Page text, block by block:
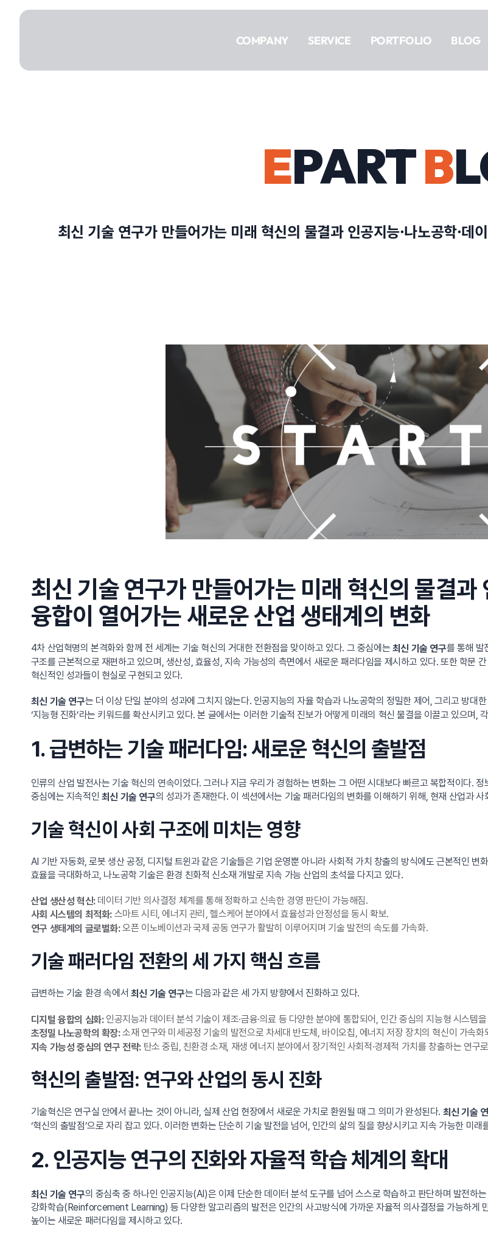
건너뛰기
COMPANY SERVICE PORTFOLIO BLOG
PORTFOLIO
정부지원사업
EPARTB
최신 기술 연구가 만들어가는 미래 혁신의 물결과 인공지능·나노공학·데
최신 기술 연구가 만들어가는 미래 혁신의 물결과
융합이 열어가는 새로운 산업 생태계의 변화
4차 산업혁명의 본격화와 함께 전 세계는 기술 혁신의 거대한 전환점을 맞이하고 있다. 그 중심에는 최신 기술 연구를 통해 발
구조를 근본적으로 재편하고 있으며, 생산성, 효율성, 지속 가능성의 측면에서 새로운 패러다임을 제시하고 있다. 또한 학문
혁신적인 성과들이 현실로 구현되고 있다.
최신 기술 연구는 더 이상 단일 분야의 성과에 그치지 않는다. 인공지능의 자율 학습과 나노공학의 정밀한 제어, 그리고 방대
‘지능형 진화’라는 키워드를 확산시키고 있다. 본 글에서는 이러한 기술적 진보가 어떻게 미래의 혁신 물결을 이끌고 있으며,
1. 급변하는 기술 패러다임: 새로운 혁신의 출발점
인류의 산업 발전사는 기술 혁신의 연속이었다. 그러나 지금 우리가 경험하는 변화는 그 어떤 시대보다 빠르고 복합적이다.
중심에는 지속적인 최신 기술 연구의 성과가 존재한다. 이 섹션에서는 기술 패러다임의 변화를 이해하기 위해, 현재 산업과
기술 혁신이 사회 구조에 미치는 영향
AI 기반 자동화, 로봇 생산 공정, 디지털 트윈과 같은 기술들은 기업 운영뿐 아니라 사회적 가치 창출의 방식에도 근본적인 변
효율을 극대화하고, 나노공학 기술은 환경 친화적 신소재 개발로 지속 가능 산업의 초석을 다지고 있다.
산업 생산성 혁신:데이터 기반 의사결정 체계를 통해 정확하고 신속한 경영 판단이 가능해짐.
사회 시스템의 최적화:스마트 시티, 에너지 관리, 헬스케어 분야에서 효율성과 안정성을 동시 확보.
연구 생태계의 글로벌화:오픈 이노베이션과 국제 공동 연구가 활발히 이루어지며 기술 발전의 속도를 가속화.
기술 패러다임 전환의 세 가지 핵심 흐름
급변하는 기술 환경 속에서 최신 기술 연구는 다음과 같은 세 가지 방향에서 진화하고 있다.
디지털 융합의 심화:인공지능과 데이터 분석 기술이 제조·금융·의료 등 다양한 분야에 통합되어, 인간 중심의 지능형 시스템
초정밀 나노공학의 확장:소재 연구와 미세공정 기술의 발전으로 차세대 반도체, 바이오칩, 에너지 저장 장치의 혁신이 가속화
지속 가능성 중심의 연구 전략:탄소 중립, 친환경 소재, 재생 에너지 분야에서 장기적인 사회적·경제적 가치를 창출하는 연구
혁신의 출발점: 연구와 산업의 동시 진화
기술혁신은 연구실 안에서 끝나는 것이 아니라, 실제 산업 현장에서 새로운 가치로 환원될 때 그 의미가 완성된다. 최신 기술
‘혁신의 출발점’으로 자리 잡고 있다. 이러한 변화는 단순히 기술 발전을 넘어, 인간의 삶의 질을 향상시키고 지속 가능한 미
2. 인공지능 연구의 진화와 자율적 학습 체계의 확대
최신 기술 연구의 중심축 중 하나인 인공지능(AI)은 이제 단순한 데이터 분석 도구를 넘어 스스로 학습하고 판단하며 발전하
강화학습(Reinforcement Learning) 등 다양한 알고리즘의 발전은 인간의 사고방식에 가까운 자율적 의사결정을 가능하게
높이는 새로운 패러다임을 제시하고 있다.